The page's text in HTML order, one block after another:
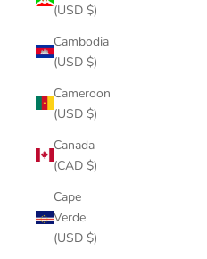
(USD $)
Cambodia
(USD $)
Cameroon
(USD $)
Canada
(CAD $)
Cape
Verde
(USD $)